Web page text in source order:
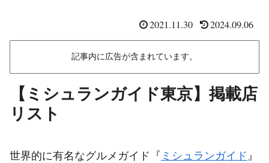
2021.11.30 2024.09.06
記事内に広告が含まれています。
【ミシュランガイド東京】掲載店
リスト
世界的に有名なグルメガイド『 ミシュランガイド 』